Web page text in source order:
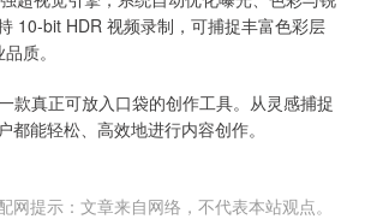
10-bit HDR 视频录制，可捕捉丰富色彩层
质。
款真正可放入口袋的创作工具。从灵感捕捉
能轻松、高效地进行内容创作。
网提示：文章来自网络，不代表本站观点。